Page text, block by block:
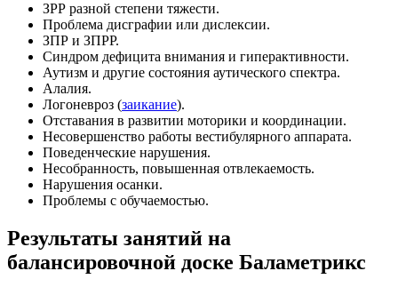
ЗРР разной степени тяжести.
Проблема дисграфии или дислексии.
ЗПР и ЗПРР.
Синдром дефицита внимания и гиперактивности.
Аутизм и другие состояния аутического спектра.
Алалия.
Логоневроз (заикание).
Отставания в развитии моторики и координации.
Несовершенство работы вестибулярного аппарата.
Поведенческие нарушения.
Несобранность, повышенная отвлекаемость.
Нарушения осанки.
Проблемы с обучаемостью.
Результаты занятий на
балансировочной доске Баламетрикс